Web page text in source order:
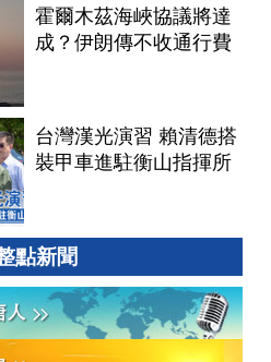
霍爾木茲海峽協議將達
成？伊朗傳不收通行費
台灣漢光演習 賴清德搭
裝甲車進駐衡山指揮所
點新聞